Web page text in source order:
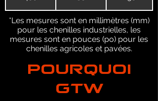
*Les mesures sont en millimètres (mm)
pour les chenilles industrielles, les
mesures sont en pouces (po) pour les
chenilles agricoles et pavées.
POURQUOI
GTW